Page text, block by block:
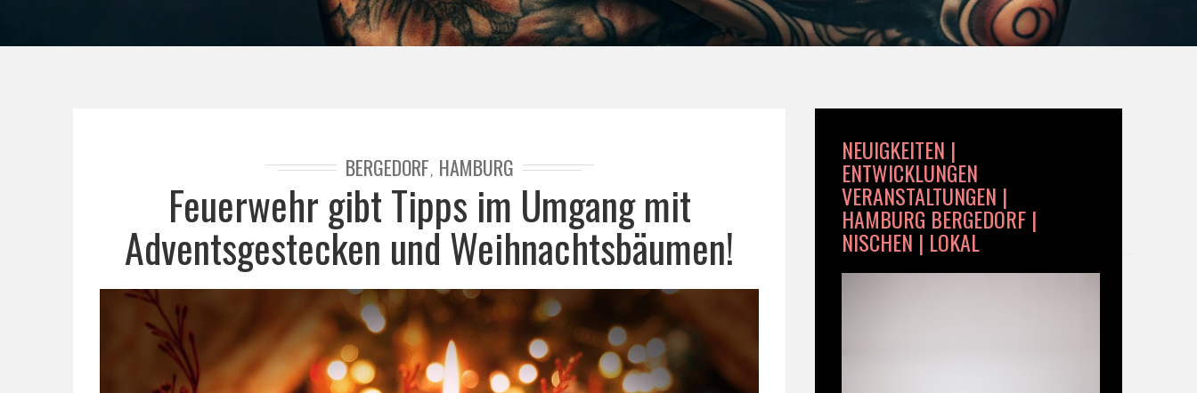
BERGEDORF, HAMBURG
Feuerwehr gibt Tipps im Umgang mit
Adventsgestecken und Weihnachtsbäumen!
NEUIGKEITEN |
ENTWICKLUNGEN
VERANSTALTUNGEN |
HAMBURG BERGEDORF |
NISCHEN | LOKAL